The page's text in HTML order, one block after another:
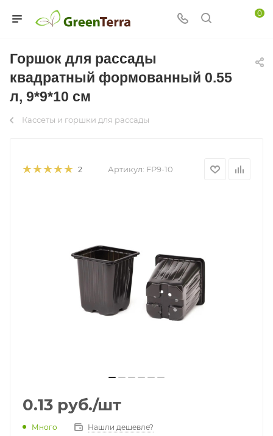
0
Горшок для рассады
квадратный формованный 0.55
л, 9*9*10 см
Кассеты и горшки для рассады
2 Артикул: FP9-10
0.13 руб./шт
Много Нашли дешевле?